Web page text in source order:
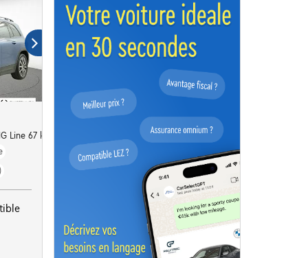
Line 67 kWh